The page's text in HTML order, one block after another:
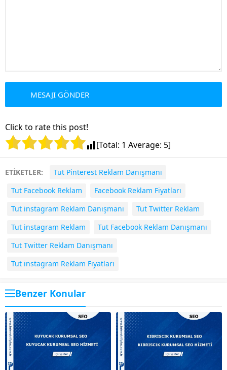
Click to rate this post!
[Total: 1 Average: 5]
ETİKETLER:
Tut Pinterest Reklam Danışmanı
Tut Facebook Reklam
Facebook Reklam Fiyatları
Tut instagram Reklam Danışmanı
Tut Twitter Reklam
Tut instagram Reklam
Tut Facebook Reklam Danışmanı
Tut Twitter Reklam Danışmanı
Tut instagram Reklam Fiyatları
Benzer Konular